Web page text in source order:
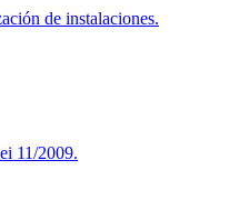
de instalaciones.
11/2009.